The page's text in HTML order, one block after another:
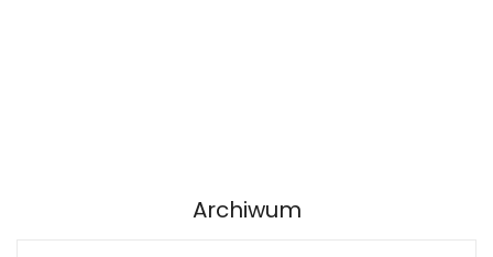
Archiwum